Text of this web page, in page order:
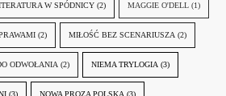
W SPÓDNICY (2) MAGGIE O'DELL (1)
(2) MIŁOŚĆ BEZ SCENARIUSZA (2)
ODWOŁANIA (2) NIEMA TRYLOGIA (3)